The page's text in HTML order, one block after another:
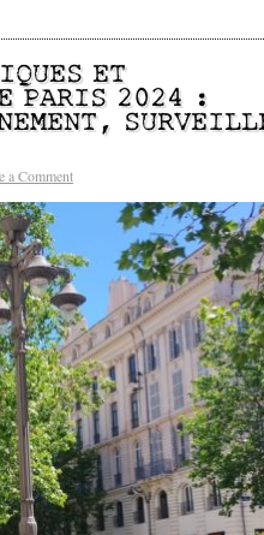
ET
PARIS 2024 :
a Comment